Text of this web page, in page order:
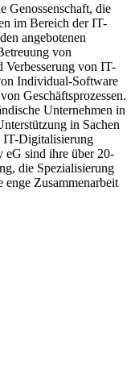
Genossenschaft, die
im Bereich der IT-
angebotenen
von
von IT-
Individual-Software
Geschäftsprozessen.
Unternehmen in
in Sachen
Digitalisierung
eG sind ihre über 20-
die Spezialisierung
Zusammenarbeit